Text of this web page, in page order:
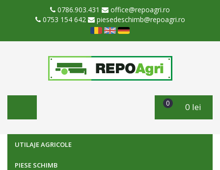
0786.903.431
office@repoagri.ro
0753 154 642
piesedeschimb@repoagri.ro
0 0 lei
UTILAJE AGRICOLE
PIESE SCHIMB